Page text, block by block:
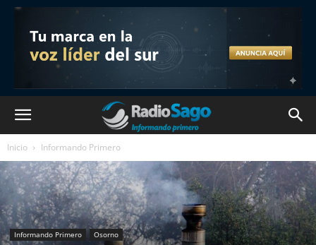
Inicio Informando Primero
Informando Primero Osorno